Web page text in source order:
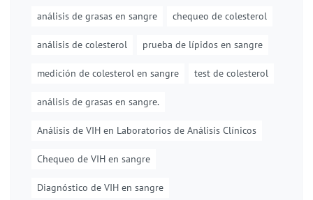
análisis de grasas en sangre chequeo de colesterol
análisis de colesterol prueba de lípidos en sangre
medición de colesterol en sangre test de colesterol
análisis de grasas en sangre.
Análisis de VIH en Laboratorios de Análisis Clínicos
Chequeo de VIH en sangre
Diagnóstico de VIH en sangre